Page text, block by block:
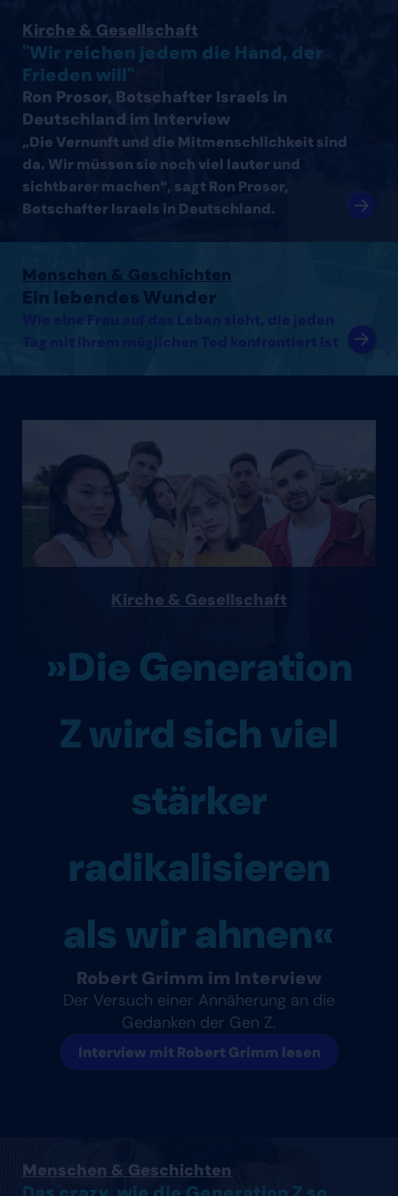
Kirche & Gesellschaft
"Wir reichen jedem die Hand, der
Frieden will"
Ron Prosor, Botschafter Israels in
Deutschland im Interview
„Die Vernunft und die Mitmenschlichkeit sind
da. Wir müssen sie noch viel lauter und
sichtbarer machen“, sagt Ron Prosor,
Botschafter Israels in Deutschland.
Menschen & Geschichten
Ein lebendes Wunder
Wie eine Frau auf das Leben sieht, die jeden
Tag mit ihrem möglichen Tod konfrontiert ist
Kirche & Gesellschaft
»Die Generation
Z wird sich viel
stärker
radikalisieren
als wir ahnen«
Robert Grimm im Interview
Der Versuch einer Annäherung an die
Gedanken der Gen Z.
Interview mit Robert Grimm lesen
Menschen & Geschichten